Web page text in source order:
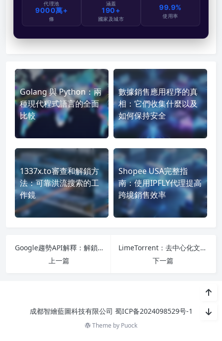
代理池
9000萬+
條
涵蓋
190+
國家及城市
99.9%
使用率
Golang 與 Python：兩
種現代程式語言的全面
比較
數據銷售應用程序的真
相：它們收集什麼以及
如何保持安全
1337x.to審查和解鎖方
法：可靠洪流搜索的工
作鏡
Shopee USA完整指
南：使用IPFLY代理提高
跨境銷售效率
Google趨勢API解釋：解鎖商業和研究趨勢數據
上一篇
LimeTorrent：去中心化文件分發核心的彈性中心
下一篇
成都智繪藍圖科技有限公司 蜀ICP备2024098529号-1
Theme by Puock